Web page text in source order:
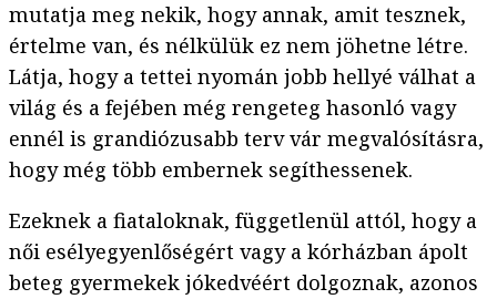
mutatja meg nekik, hogy annak, amit tesznek,
értelme van, és nélkülük ez nem jöhetne létre.
Látja, hogy a tettei nyomán jobb hellyé válhat a
világ és a fejében még rengeteg hasonló vagy
ennél is grandiózusabb terv vár megvalósításra,
hogy még több embernek segíthessenek.
Ezeknek a fiataloknak, függetlenül attól, hogy a
női esélyegyenlőségért vagy a kórházban ápolt
beteg gyermekek jókedvéért dolgoznak, azonos